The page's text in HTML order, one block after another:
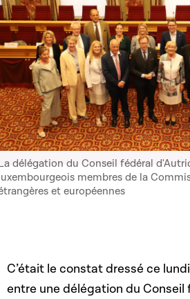
délégation du Conseil fédéral
membres de la
et européennes
C’était le constat dressé ce
entre une délégation du Conseil